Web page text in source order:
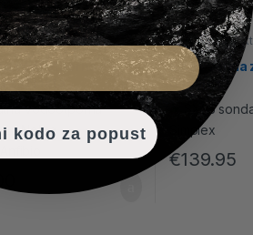
nokte
vodootporna
za Nokta
Oprema za
SX35 sonda
Simplex
€139.95
kodo za popust